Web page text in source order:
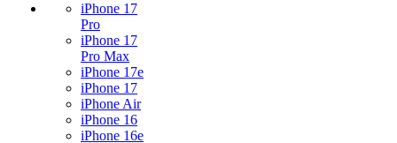
iPhone 17
Pro
iPhone 17
Pro Max
iPhone 17e
iPhone 17
iPhone Air
iPhone 16
iPhone 16e